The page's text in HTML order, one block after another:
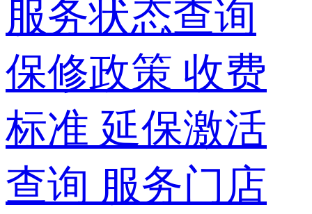
服务状态查询
保修政策 收费
标准 延保激活
查询 服务门店